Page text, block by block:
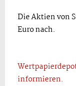
Die Aktien von
Euro nach.
informieren.